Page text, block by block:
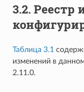
3.2. Реестр
Таблица 3.1
изменений в
2.11.0.